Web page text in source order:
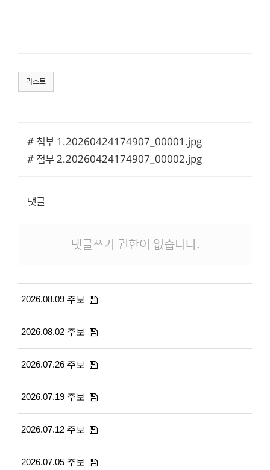
리스트
# 첨부 1.20260424174907_00001.jpg
# 첨부 2.20260424174907_00002.jpg
댓글
댓글쓰기 권한이 없습니다.
2026.08.09 주보
2026.08.02 주보
2026.07.26 주보
2026.07.19 주보
2026.07.12 주보
2026.07.05 주보